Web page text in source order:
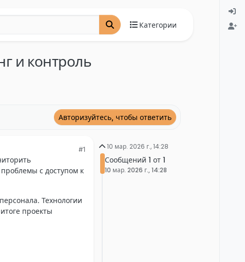
Категории
и контроль
Авторизуйтесь, чтобы ответить
#1
с доступом к
Технологии
проекты
10 мар. 2026 г., 14:28
Сообщений 1 от 1
10 мар. 2026 г., 14:28